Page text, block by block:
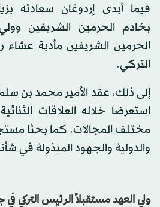
فيما أبدى إردوغان سعادته
بخادم الحرمين الشريفين
الحرمين الشريفين مأدبة عشاء
التركي.
إلى ذلك، عقد الأمير محمد بن
استعرضا خلاله العلاقات
مختلف المجالات. كما بحثا
والدولية والجهود المبذولة في
ولي العهد مستقبلاً الرئيس التركي